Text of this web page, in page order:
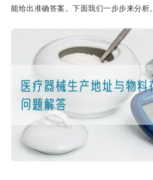
能给出准确答案。下面我们一步步来分析。